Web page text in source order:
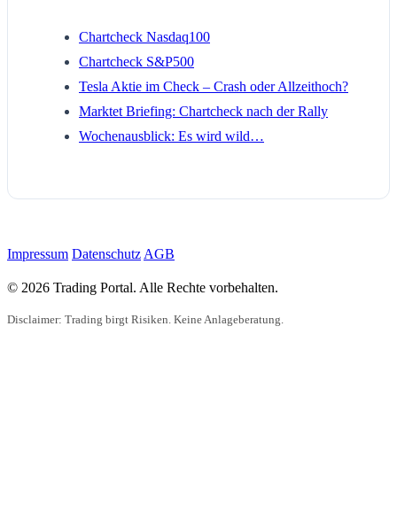
Chartcheck Nasdaq100
Chartcheck S&P500
Tesla Aktie im Check – Crash oder Allzeithoch?
Marktet Briefing: Chartcheck nach der Rally
Wochenausblick: Es wird wild…
Impressum Datenschutz AGB
© 2026 Trading Portal. Alle Rechte vorbehalten.
Disclaimer: Trading birgt Risiken. Keine Anlageberatung.